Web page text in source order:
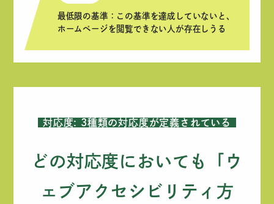
最低限の基準：この基準を達成していないと、
ホームページを閲覧できない人が存在しうる
対応度: 3種類の対応度が定義されている
どの対応度においても「ウ
ェブアクセシビリティ方